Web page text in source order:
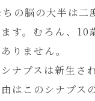
の脳の大半は
す。むろん、
りません。
ナプスは新生
はこのシナプス